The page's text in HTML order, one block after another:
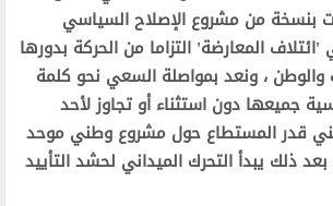
بنسخة من مشروع الإصلاح السياسي
المعارضة' التزاما من الحركة بدورها
، ونعد بمواصلة السعي نحو كلمة
جميعها دون استثناء أو تجاوز لأحد
قدر المستطاع حول مشروع وطني موحد
ذلك يبدأ التحرك الميداني لحشد التأييد